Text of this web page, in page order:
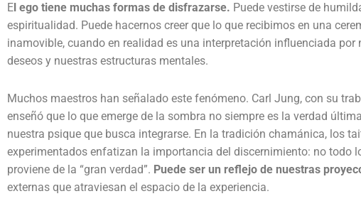
El ego tiene muchas formas de disfrazarse. Puede vestirse de
espiritualidad. Puede hacernos creer que lo que recibimos en una
inamovible, cuando en realidad es una interpretación influenciada por
deseos y nuestras estructuras mentales.
Muchos maestros han señalado este fenómeno. Carl Jung, con su
enseñó que lo que emerge de la sombra no siempre es la verdad
nuestra psique que busca integrarse. En la tradición chamánica, los
experimentados enfatizan la importancia del discernimiento: no todo
proviene de la “gran verdad”. Puede ser un reflejo de nuestras
externas que atraviesan el espacio de la experiencia.